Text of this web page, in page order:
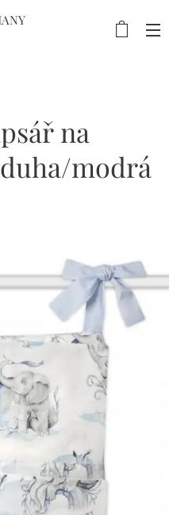
na
modrá